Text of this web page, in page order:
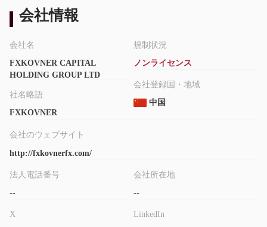
FXKOVNER主に外国為替取引を提供していると宣伝しています。
ただし、取引可能な資産に関するより具体的な情報はインターネ
てこの作用
によって提供されるレバレッジ FXKOVNER上限は 1:300 です。
レバレッジが大きいほど、預けた資本を失うリスクが大きくなる
ことを心に留めておくことが重要です。レバレッジの使用は、あ
なたに有利に働くこともあれば、不利に働くこともあります。
FXKOVNERユーロ/米ドルの平均スプレッドは0.5ピップスである
と主張しています。
利用可能な取引プラットフォーム
ットフォームには mt4 または mt5 を使用することをお勧めしま
会社情報
会社名
FXKOVNER CAPITAL
HOLDING GROUP LTD
社名略語
FXKOVNER
規制状況
ノンライセンス
会社登録国・地域
中国
会社のウェブサイト
http://fxkovnerfx.com/
法人電話番号
--
X
会社所在地
--
LinkedIn